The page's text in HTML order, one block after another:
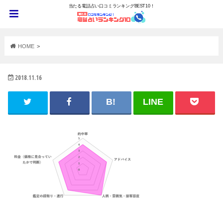
当たる電話占い口コミランキングBEST10！
HOME
2018.11.16